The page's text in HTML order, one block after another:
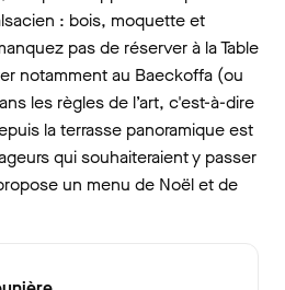
: bois, moquette et
pas de réserver à la Table
notamment au Baeckoffa (ou
les règles de l’art, c'est-à-dire
la terrasse panoramique est
qui souhaiteraient y passer
un menu de Noël et de